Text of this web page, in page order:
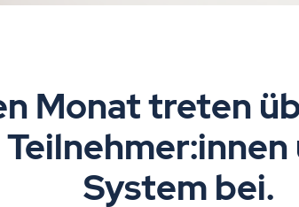
Monat treten
System bei.